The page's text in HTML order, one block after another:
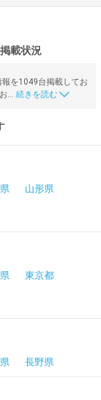
載状況
を1049台掲載してお
…
山形県
東京都
長野県